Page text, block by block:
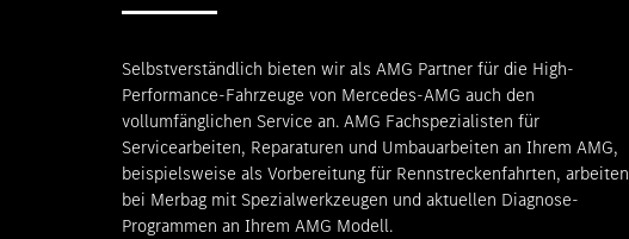
Selbstverständlich bieten wir als AMG Partner für die High-
Performance-Fahrzeuge von Mercedes-AMG auch den
vollumfänglichen Service an. AMG Fachspezialisten für
Servicearbeiten, Reparaturen und Umbauarbeiten an Ihrem AMG,
beispielsweise als Vorbereitung für Rennstreckenfahrten, arbeiten
bei Merbag mit Spezialwerkzeugen und aktuellen Diagnose-
Programmen an Ihrem AMG Modell.